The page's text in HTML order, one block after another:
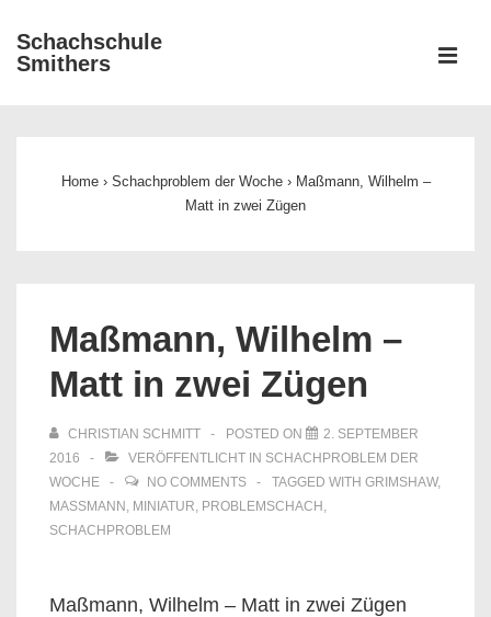
Zum
Inhalt
Schachschule
Smithers
Home › Schachproblem der Woche › Maßmann, Wilhelm –
Matt in zwei Zügen
Maßmann, Wilhelm –
Matt in zwei Zügen
CHRISTIAN SCHMITT POSTED ON
2. SEPTEMBER
2016
VERÖFFENTLICHT IN SCHACHPROBLEM DER
WOCHE
NO COMMENTS TAGGED WITH GRIMSHAW,
MASSMANN
, MINIATUR, PROBLEMSCHACH ,
SCHACHPROBLEM
Maßmann, Wilhelm – Matt in zwei Zügen